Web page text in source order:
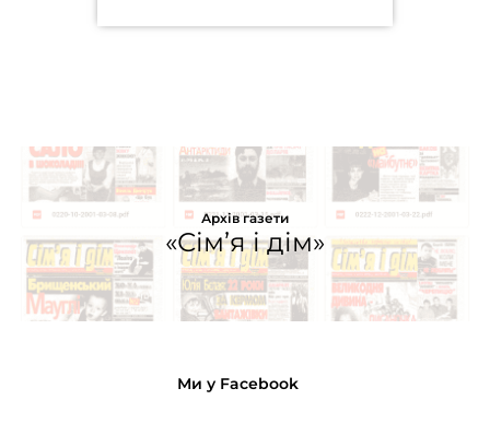
Архів газети
«Сім’я і дім»
Ми у Facebook